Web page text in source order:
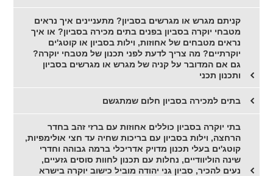
קניתם מגרש או מגרשים בסביון? מתעניינים איך נראים
מטבחי יוקרה בסביון בפנים בתים מכירה בסביון? או איך
נראים מטבחים של אחוזות, וילות בסביון או קוטג'ים
יוקרתיים? מה צריך לדעת לפני תכנון של מטבחי יוקרה?
גם אם המדובר על קניה של מגרש או מגרשים בסביון
ותכנון תכני
בתים למכירה בסביון חלום שמתגשם
בתי יוקרה בסביון כוללים אחוזות עם ברזי זהב בחדר
הרחצה, וילות בסביון עם בריכות שחיה עד חצי אולימפיות,
קוטג'ים בעלי תכנון מדויק אדריכלי ברמה גבוהה וחדרי
שינה הוליוודיים, נחלות עם תכנון לחוות סוסים גזעיים,
נעים להכיר, סביון גני יהודה מוביל כישוב יוקרה בישרא